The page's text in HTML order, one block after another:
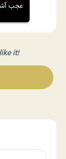
عجب
it!